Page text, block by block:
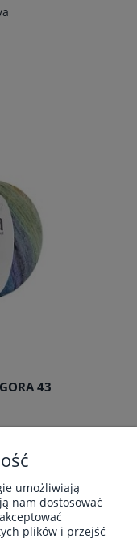
43
»
umożliwiają
nam dostosować
plików i przejść